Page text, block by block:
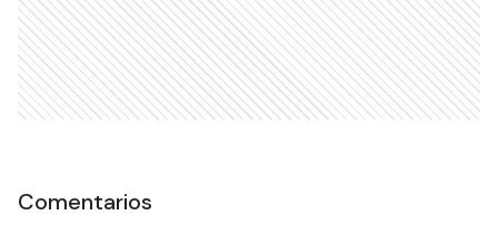
Comentarios